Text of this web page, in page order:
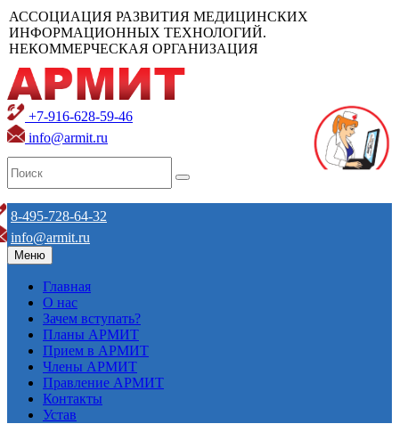
АССОЦИАЦИЯ РАЗВИТИЯ МЕДИЦИНСКИХ
ИНФОРМАЦИОННЫХ ТЕХНОЛОГИЙ.
НЕКОММЕРЧЕСКАЯ ОРГАНИЗАЦИЯ
+7-916-628-59-46
info@armit.ru
8-495-728-64-32
info@armit.ru
Меню
Главная
О нас
Зачем вступать?
Планы АРМИТ
Прием в АРМИТ
Члены АРМИТ
Правление АРМИТ
Контакты
Устав